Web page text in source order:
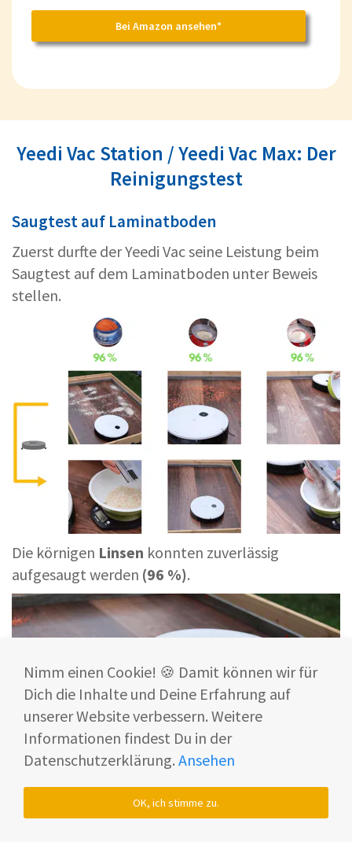
Bei Amazon ansehen*
Yeedi Vac Station / Yeedi Vac Max: Der
Reinigungstest
Saugtest auf Laminatboden
Zuerst durfte der Yeedi Vac seine Leistung beim
Saugtest auf dem Laminatboden unter Beweis
stellen.
Die körnigen Linsen konnten zuverlässig
aufgesaugt werden (96 %).
Nimm einen Cookie! 🍪 Damit können wir für
Dich die Inhalte und Deine Erfahrung auf
unserer Website verbessern. Weitere
Informationen findest Du in der
Datenschutzerklärung. Ansehen
OK, ich stimme zu.